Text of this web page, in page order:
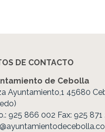
DE CONTACTO
de Cebolla
Ayuntamiento,1 45680
925 866 002 Fax: 925 871